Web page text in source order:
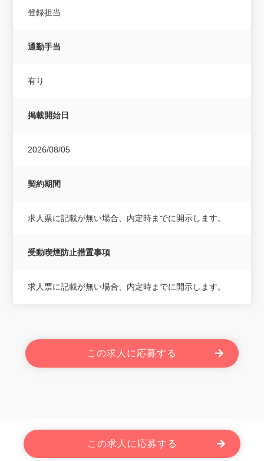
登録担当
通勤手当
有り
掲載開始日
2026/08/05
契約期間
求人票に記載が無い場合、内定時までに開示します。
受動喫煙防止措置事項
求人票に記載が無い場合、内定時までに開示します。
この求人に応募する
この求人に応募する
Powered By JOBOLE.